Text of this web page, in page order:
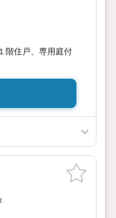
階住戸、専用庭付